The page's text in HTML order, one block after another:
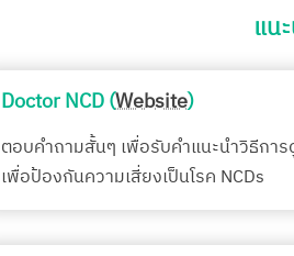
แน
Doctor NCD (Website)
ตอบคำถามสั้นๆ เพื่อรับคำแนะนำวิธีกา
เพื่อป้องกันความเสี่ยงเป็นโรค NCDs